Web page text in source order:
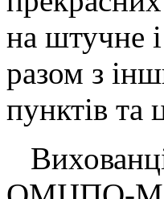
на штучне
разом з
пунктів та